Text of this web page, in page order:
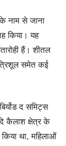
नाम से जाना
किया। यह
हैं। शीतल
समेत कई
द समिट्स
कैलाश क्षेत्र के
था, महिलाओं